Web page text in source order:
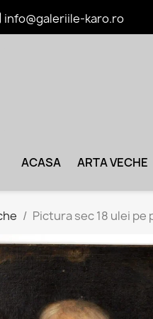
info@galeriile-karo.ro
ACASA ARTA VECHE
Pictura sec 18 ulei pe